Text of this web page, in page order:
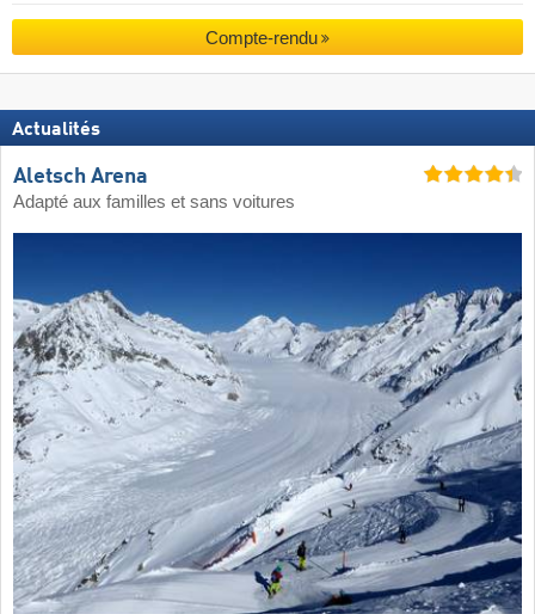
Compte-rendu
Actualités
Aletsch Arena
Adapté aux familles et sans voitures